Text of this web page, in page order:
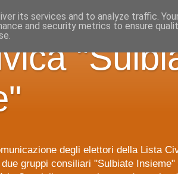
degli elettori della Lista
gruppi consiliari "Sulbiate
its services and to analyze traffic.
and security metrics to ensure